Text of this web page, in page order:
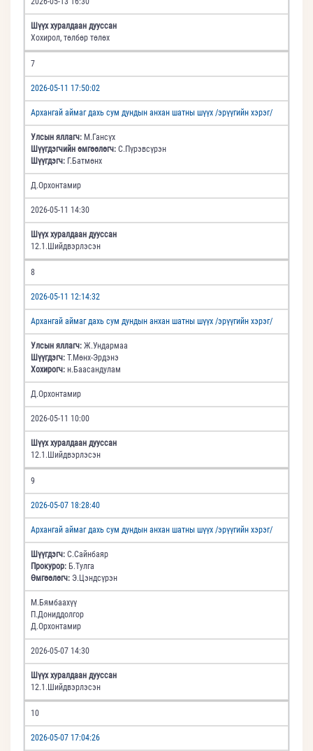
Шүүх хуралдаан дууссан
Хохирол, төлбөр төлөх
7
2026-05-11 17:50:02
Архангай аймаг дахь сум дундын анхан шатны шүүх /эрүүгийн хэрэг/
Улсын яллагч: М.Гансүх
Шүүгдэгчийн өмгөөлөгч: С.Пүрэвсүрэн
Шүүгдэгч: Г.Батмөнх
Д.Орхонтамир
2026-05-11 14:30
Шүүх хуралдаан дууссан
12.1.Шийдвэрлэсэн
8
2026-05-11 12:14:32
Архангай аймаг дахь сум дундын анхан шатны шүүх /эрүүгийн хэрэг/
Улсын яллагч: Ж.Ундармаа
Шүүгдэгч: Т.Мөнх-Эрдэнэ
Хохирогч: н.Баасандулам
Д.Орхонтамир
2026-05-11 10:00
Шүүх хуралдаан дууссан
12.1.Шийдвэрлэсэн
9
2026-05-07 18:28:40
Архангай аймаг дахь сум дундын анхан шатны шүүх /эрүүгийн хэрэг/
Шүүгдэгч: С.Сайнбаяр
Прокурор: Б.Тулга
Өмгөөлөгч: Э.Цэндсүрэн
М.Бямбаахүү
П.Дониддолгор
Д.Орхонтамир
2026-05-07 14:30
Шүүх хуралдаан дууссан
12.1.Шийдвэрлэсэн
10
2026-05-07 17:04:26